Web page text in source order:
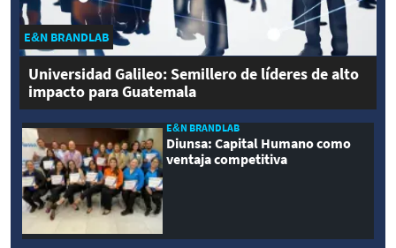
E&N BRANDLAB
Universidad Galileo: Semillero de líderes de alto
impacto para Guatemala
E&N BRANDLAB
Diunsa: Capital Humano como
ventaja competitiva